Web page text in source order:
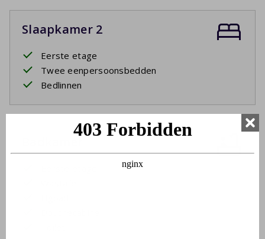
Slaapkamer 2
Eerste etage
Twee eenpersoonsbedden
Bedlinnen